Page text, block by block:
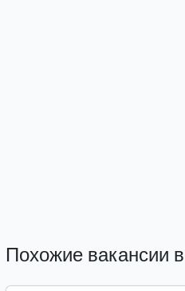
Похожие вакансии